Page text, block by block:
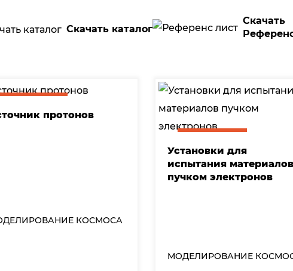
Скачать каталог
Скачать
протонов
КОСМОСА
Установки для
испытания материалов
пучком электронов
МОДЕЛИРОВАНИЕ